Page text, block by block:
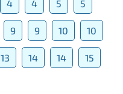
4 4 5 5
9 9 10 10
13 14 14 15